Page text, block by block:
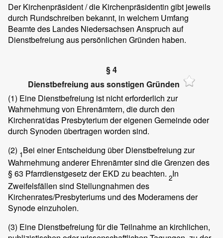
Der Kirchenpräsident / die Kirchenpräsidentin gibt jeweils
durch Rundschreiben bekannt, in welchem Umfang
Beamte des Landes Niedersachsen Anspruch auf
Dienstbefreiung aus persönlichen Gründen haben.
§ 4
Dienstbefreiung aus sonstigen Gründen
(1) Eine Dienstbefreiung ist nicht erforderlich zur
Wahrnehmung von Ehrenämtern, die durch den
Kirchenrat/das Presbyterium der eigenen Gemeinde oder
durch Synoden übertragen worden sind.
(2) 1Bei einer Entscheidung über Dienstbefreiung zur
Wahrnehmung anderer Ehrenämter sind die Grenzen des
§ 63 Pfarrdienstgesetz der EKD zu beachten. 2In
Zweifelsfällen sind Stellungnahmen des
Kirchenrates/Presbyteriums und des Moderamens der
Synode einzuholen.
(3) Eine Dienstbefreiung für die Teilnahme an kirchlichen,